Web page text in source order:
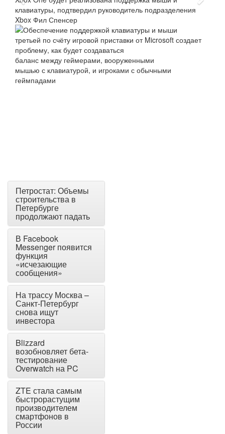
Петростат: Объемы
строительства в
Петербурге
продолжают падать
В Facebook
Messenger появится
функция
«исчезающие
сообщения»
На трассу Москва –
Санкт-Петербург
снова ищут
инвестора
Blizzard
возобновляет бета-
тестирование
Overwatch на PC
ZTE стала самым
быстрорастущим
производителем
смартфонов в
России